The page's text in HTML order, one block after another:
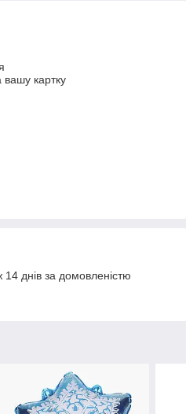
вашу картку
днів за домовленістю